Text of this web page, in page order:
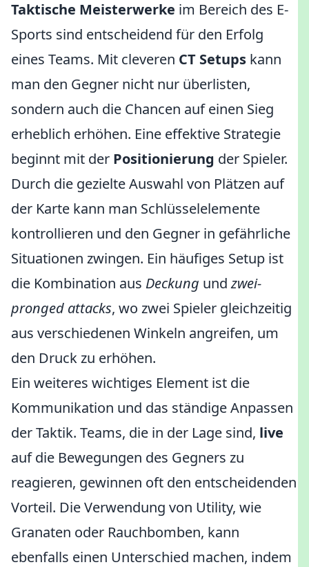
Taktische Meisterwerke im Bereich des E-
Sports sind entscheidend für den Erfolg
eines Teams. Mit cleveren CT Setups kann
man den Gegner nicht nur überlisten,
sondern auch die Chancen auf einen Sieg
erheblich erhöhen. Eine effektive Strategie
beginnt mit der Positionierung der Spieler.
Durch die gezielte Auswahl von Plätzen auf
der Karte kann man Schlüsselelemente
kontrollieren und den Gegner in gefährliche
Situationen zwingen. Ein häufiges Setup ist
die Kombination aus Deckung undzwei-
pronged attacks, wo zwei Spieler gleichzeitig
aus verschiedenen Winkeln angreifen, um
den Druck zu erhöhen.
Ein weiteres wichtiges Element ist die
Kommunikation und das ständige Anpassen
der Taktik. Teams, die in der Lage sind, live
auf die Bewegungen des Gegners zu
reagieren, gewinnen oft den entscheidenden
Vorteil. Die Verwendung von Utility, wie
Granaten oder Rauchbomben, kann
ebenfalls einen Unterschied machen, indem